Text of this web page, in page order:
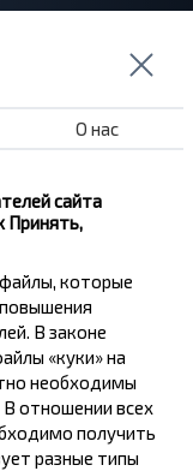
Купить
Купить
Купить
Купить
О нас
сайта
Принять,
которые
В законе
«куки» на
необходимы
отношении всех
получить
разные типы